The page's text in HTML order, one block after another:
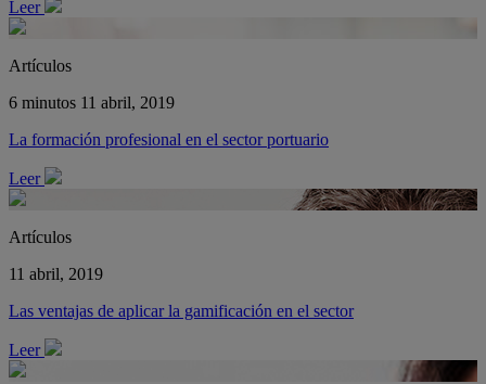
Leer
Artículos
6 minutos 11 abril, 2019
La formación profesional en el sector portuario
Leer
Artículos
11 abril, 2019
Las ventajas de aplicar la gamificación en el sector
Leer